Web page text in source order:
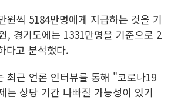
원씩 5184만명에게 지급하는 것을 기
, 경기도에는 1331만명을 기준으로 2
다고 분석했다.
최근 언론 인터뷰를 통해 "코로나19
는 상당 기간 나빠질 가능성이 있기